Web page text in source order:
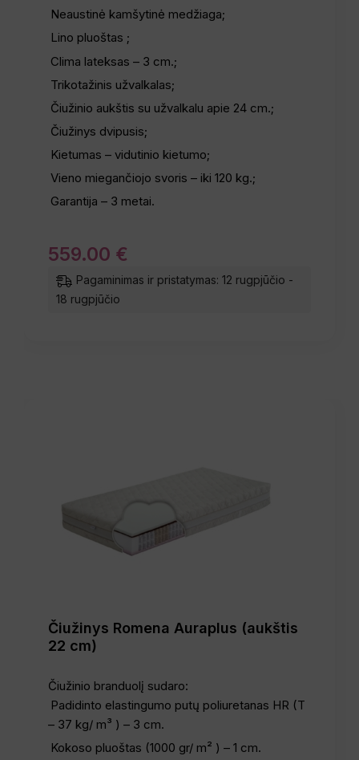
Neaustinė kamšytinė medžiaga;
Lino pluoštas ;
Clima lateksas – 3 cm.;
Trikotažinis užvalkalas;
Čiužinio aukštis su užvalkalu apie 24 cm.;
Čiužinys dvipusis;
Kietumas – vidutinio kietumo;
Vieno miegančiojo svoris – iki 120 kg.;
Garantija – 3 metai.
559.00 €
Pagaminimas ir pristatymas: 12 rugpjūčio -
18 rugpjūčio
Čiužinys Romena Auraplus (aukštis
22 cm)
Čiužinio branduolį sudaro:
Padidinto elastingumo putų poliuretanas HR (T
– 37 kg/ m³ ) – 3 cm.
Kokoso pluoštas (1000 gr/ m² ) – 1 cm.